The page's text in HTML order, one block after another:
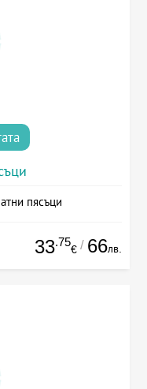
пясъци
33.75
€ / 66лв.